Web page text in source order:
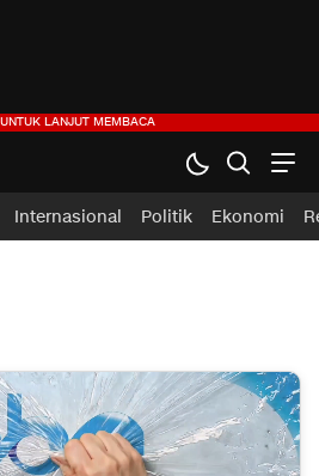
Internasional Politik Ekonomi